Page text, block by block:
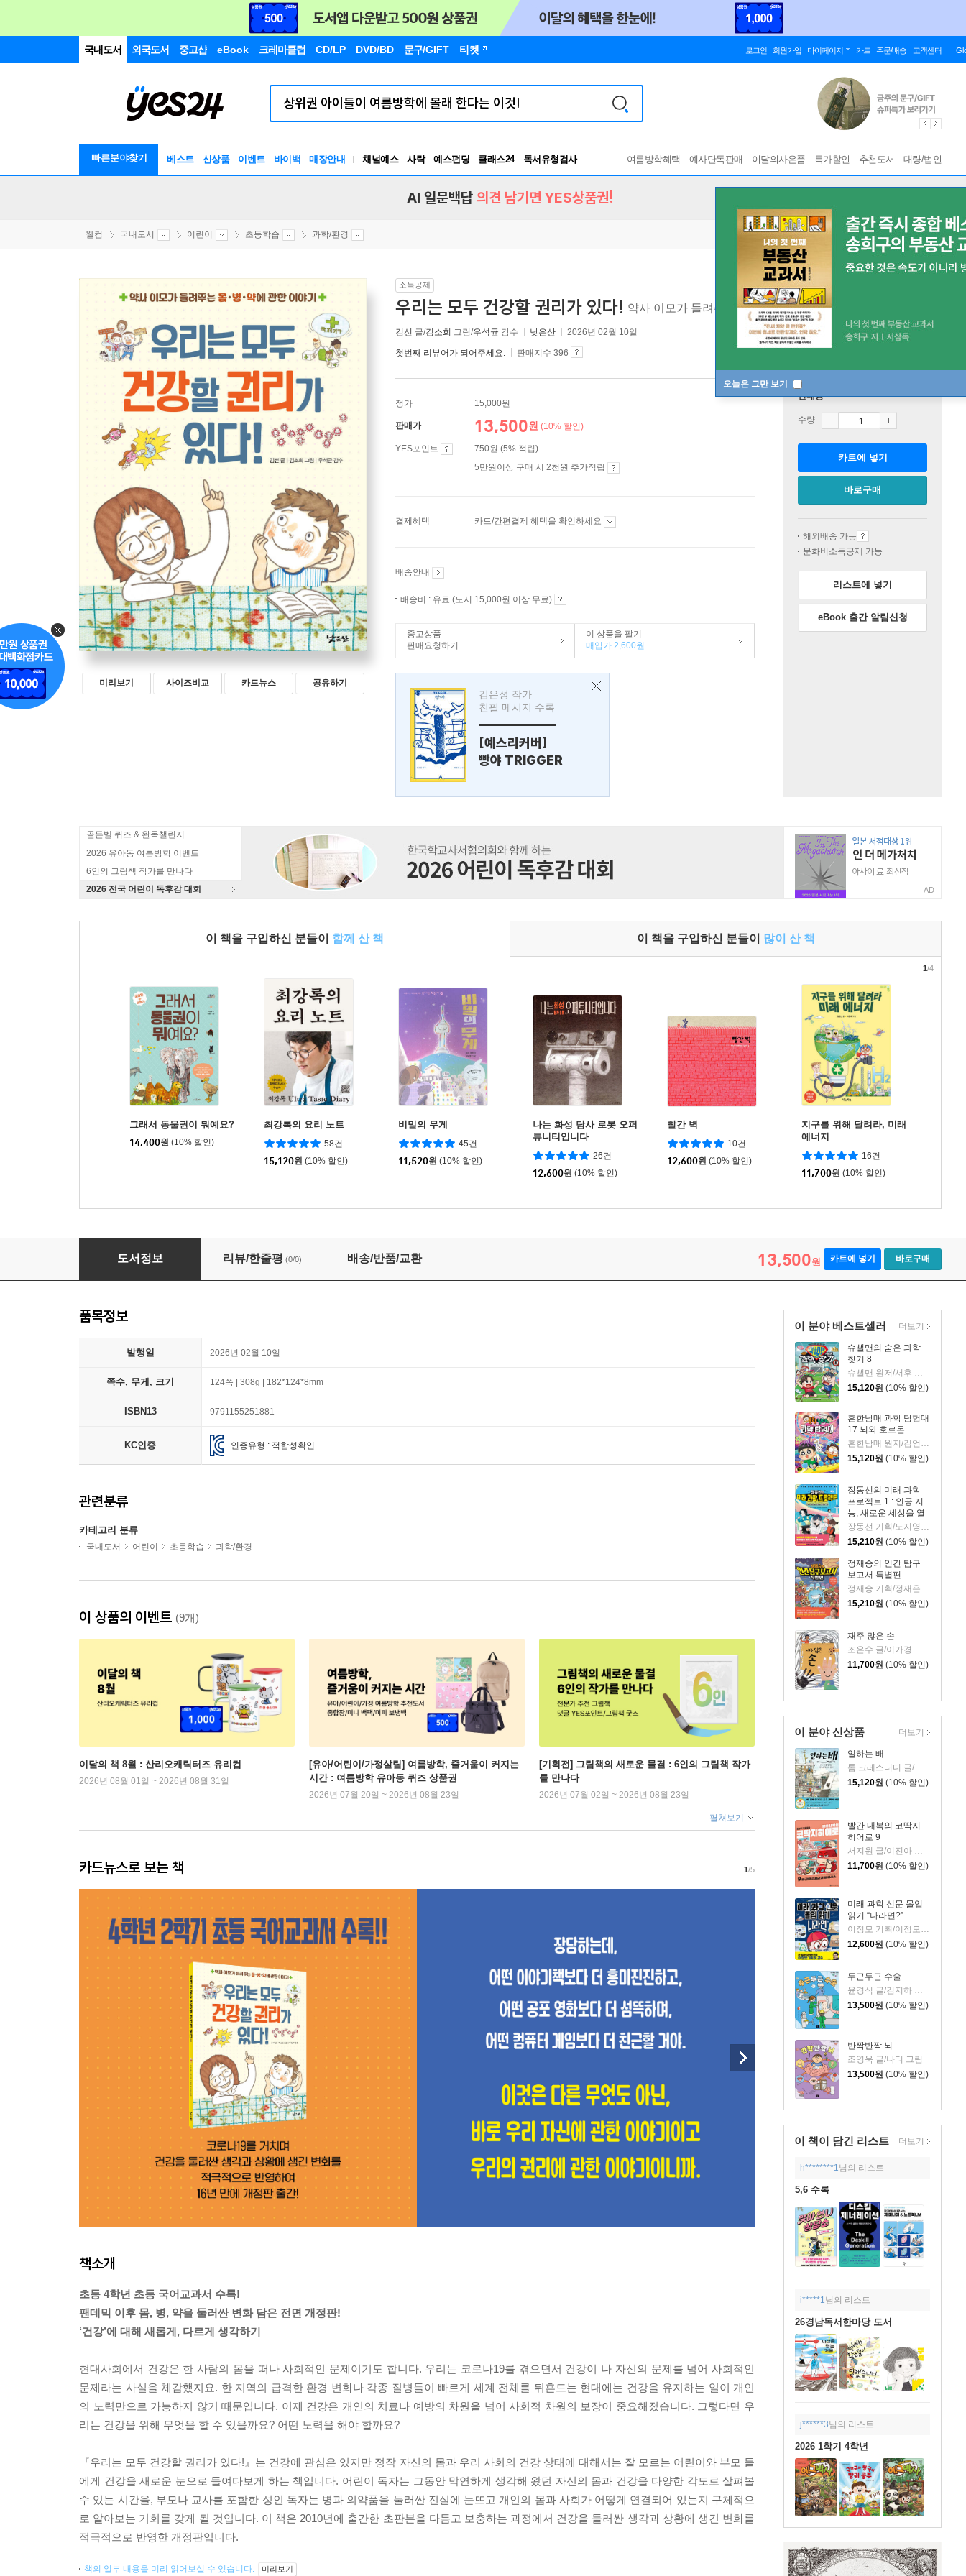
국내도서 외국도서 중고샵 eBook 크레마클럽 CD/LP DVD/BD 문구/GIFT 티켓 로그인 회원가입 마이페이지 카트 주문/배송 고객센터
빠른분야찾기 베스트 신상품 이벤트 바이백 매장안내 채널예스 사락 예스펀딩 클래스24
독서유형검사
RBTI Lab
여름방학혜택 예사단독판매 이달의사은품 특가할인 추천도서 대량/법인
오늘은 그만 보기
AI 일문백답 의견 남기면 YES상품권!
웰컴 국내도서 어린이 초등학습 과학/환경
미리보기 사이즈비교 카드뉴스 공유하기
소득공제
우리는 모두 건강할 권리가 있다! 약사 이모가 들려주는 몸 · 병 · 약에 관한 이야기
김선 글/김소희 그림/우석균 감수 낮은산 2026년 02월 10일
첫번째 리뷰어가 되어주세요. 판매지수 396
정가 15,000원
판매가 13,500원 (10% 할인)
YES포인트
750원 (5% 적립)
5만원이상 구매 시 2천원 추가적립
결제혜택 카드/간편결제 혜택을 확인하세요
배송안내
배송비 : 유료 (도서 15,000원 이상 무료)
중고상품
판매요청하기
이 상품을 팔기
매입가 2,600원
김은성 작가
친필 메시지 수록
---------------
[예스리커버]
빵야 TRIGGER
판매중
수량
카트에 넣기
바로구매
해외배송 가능
문화비소득공제 가능
리스트에 넣기
eBook 출간 알림신청
골든벨 퀴즈 & 완독챌린지
2026 유아동 여름방학 이벤트
6인의 그림책 작가를 만나다
2026 전국 어린이 독후감 대회
AD
이 책을 구입하신 분들이 함께 산 책 이 책을 구입하신 분들이 많이 산 책
그래서 동물권이 뭐예요?
14,400원 (10% 할인)
최강록의 요리 노트
58건
15,120원 (10% 할인)
비밀의 무게
45건
11,520원 (10% 할인)
나는 화성 탐사 로봇 오퍼
튜니티입니다
26건
12,600원 (10% 할인)
빨간 벽
10건
12,600원 (10% 할인)
지구를 위해 달려라, 미래
에너지
16건
11,700원 (10% 할인)
1/4
우리는 모두 건강할 권리가 있다!
도서정보 리뷰/한줄평 (0/0) 배송/반품/교환 13,500원 카트에 넣기 바로구매
이 분야 베스트셀러
슈뻘맨의 숨은 과학
찾기 8
슈뻘맨 원저/서후 글/류수형 그림/샌드박스네트워크,정재형 감수
15,120원 (10% 할인)
흔한남매 과학 탐험대
17 뇌와 호르몬
흔한남매 원저/김언정,송은경 글/김덕영 그림/권경아 감수
15,120원 (10% 할인)
장동선의 미래 과학
프로젝트 1 : 인공 지
능, 새로운 세상을 열
다
15,210원 (10% 할인)
정재승의 인간 탐구
보고서 특별편
15,210원 (10% 할인)
재주 많은 손
11,700원 (10% 할인)
더보기
이 분야 신상품
일하는 배
톰 크레스터디 글/장석봉 그림
15,120원 (10% 할인)
빨간 내복의 코딱지
히어로 9
11,700원 (10% 할인)
미래 과학 신문 몰입
읽기 “나라면?”
이정모 기획/이정모 감수/박정란,서재인 글/신병근 그림
12,600원 (10% 할인)
두근두근 수술
윤경식 글/김지하 그림
13,500원 (10% 할인)
반짝반짝 뇌
조영욱 글/나티 그림
13,500원 (10% 할인)
더보기
이 책이 담긴 리스트 더보기
h********1 님의 리스트
5,6 수록
i*****1 님의 리스트
26경남독서한마당 도서
j******3님의 리스트
2026 1학기 4학년
품목정보
발행일 2026년 02월 10일
쪽수, 무게, 크기 124쪽 | 308g | 182*124*8mm
ISBN13 9791155251881
KC인증 인증유형 : 적합성확인
관련분류
카테고리 분류
국내도서 어린이 초등학습 과학/환경
이 상품의 이벤트 (9개)
이달의 책 8월 : 산리오캐릭터즈 유리컵
2026년 08월 01일 ~ 2026년 08월 31일
[유아/어린이/가정살림] 여름방학, 줄거움이 커지는
시간 : 여름방학 유아동 퀴즈 상품권
2026년 07월 20일 ~ 2026년 08월 23일
[기획전] 그림책의 새로운 물결 : 6인의 그림책 작가
를 만나다
2026년 07월 02일 ~ 2026년 08월 23일
펼쳐보기
카드뉴스로 보는 책 1/5
책소개
초등 4학년 초등 국어교과서 수록!
팬데믹 이후 몸, 병, 약을 둘러싼 변화 담은 전면 개정판!
‘건강’에 대해 새롭게, 다르게 생각하기
현대사회에서 건강은 한 사람의 몸을 떠나 사회적인 문제이기도 합니다. 우리는 코로나19를 겪으면서 건강이 나 자신의 문제를 넘어 사회적인
문제라는 사실을 체감했지요. 한 지역의 급격한 환경 변화나 각종 질병들이 빠르게 세계 전체를 뒤흔드는 현대에는 건강을 유지하는 일이 개인
의 노력만으로 가능하지 않기 때문입니다. 이제 건강은 개인의 치료나 예방의 차원을 넘어 사회적 차원의 보장이 중요해졌습니다. 그렇다면 우
리는 건강을 위해 무엇을 할 수 있을까요? 어떤 노력을 해야 할까요?
『우리는 모두 건강할 권리가 있다!』는 건강에 관심은 있지만 정작 자신의 몸과 우리 사회의 건강 상태에 대해서는 잘 모르는 어린이와 부모 들
에게 건강을 새로운 눈으로 들여다보게 하는 책입니다. 어린이 독자는 그동안 막연하게 생각해 왔던 자신의 몸과 건강을 다양한 각도로 살펴볼
수 있는 시간을, 부모나 교사를 포함한 성인 독자는 병과 의약품을 둘러싼 진실에 눈뜨고 개인의 몸과 사회가 어떻게 연결되어 있는지 구체적으
로 알아보는 기회를 갖게 될 것입니다. 이 책은 2010년에 출간한 초판본을 다듬고 보충하는 과정에서 건강을 둘러싼 생각과 상황에 생긴 변화를
적극적으로 반영한 개정판입니다.
책의 일부 내용을 미리 읽어보실 수 있습니다. 미리보기